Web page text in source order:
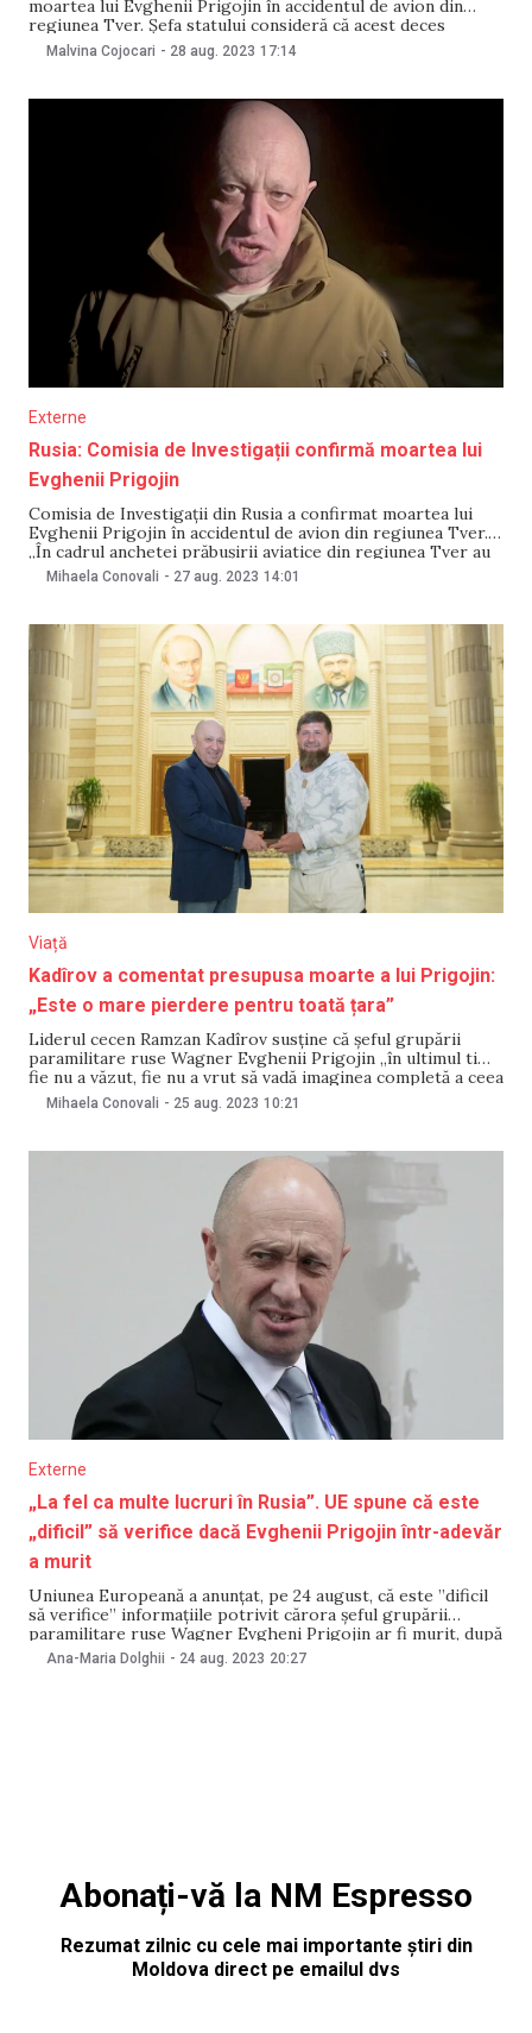
moartea lui Evghenii Prigojin în accidentul de avion din
regiunea Tver. Șefa statului consideră că acest deces
demonstrează că Rusia este o ţară care nu are justiţie.
Declarațiile au fost făcute de către lidera de la Chișinău în
Malvina Cojocari - 28 aug. 2023 17:14
Externe
Rusia: Comisia de Investigații confirmă moartea lui
Evghenii Prigojin
Comisia de Investigații din Rusia a confirmat moartea lui
Evghenii Prigojin în accidentul de avion din regiunea Tver.
„În cadrul anchetei prăbușirii aviatice din regiunea Tver au
fost finalizate examinările genetice moleculare. Conform
rezultatelor, identitățile tuturor celor 10 morți au fost
zbor”,
Mihaela Conovali - 27 aug. 2023 14:01
Viață
Kadîrov a comentat presupusa moarte a lui Prigojin:
„Este o mare pierdere pentru toată țara”
Liderul cecen Ramzan Kadîrov susține că șeful grupării
paramilitare ruse Wagner Evghenii Prigojin „în ultimul timp
fie nu a văzut, fie nu a vrut să vadă imaginea completă a ceea
ce se întâmplă în țară”. Kadîrov a spus că i-a cerut lui
Prigojin „să-și lase ambițiile personale”, însă „așa era
Mihaela Conovali - 25 aug. 2023 10:21
Externe
„La fel ca multe lucruri în Rusia”. UE spune că este
„dificil” să verifice dacă Evghenii Prigojin într-adevăr
a murit
Uniunea Europeană a anunțat, pe 24 august, că este ”dificil
să verifice” informaţiile potrivit cărora șeful grupării
paramilitare ruse Wagner Evgheni Prigojin ar fi murit, după
prăbuşirea avionului Embraer 600 în Rusia. Unul dintre
purtători de cuvânt a diplomației europene Peter Stano a
Ana-Maria Dolghii - 24 aug. 2023 20:27
Abonați-vă la NM Espresso
Rezumat zilnic cu cele mai importante știri din
Moldova direct pe emailul dvs